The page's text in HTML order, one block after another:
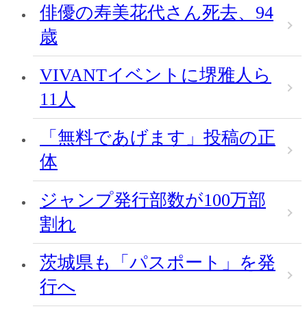
俳優の寿美花代さん死去、94
歳
VIVANTイベントに堺雅人ら
11人
「無料であげます」投稿の正
体
ジャンプ発行部数が100万部
割れ
茨城県も「パスポート」を発
行へ